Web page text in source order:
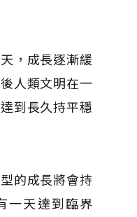
，成長逐漸緩
人類文明在一
到長久持平穩
的成長將會持
一天達到臨界